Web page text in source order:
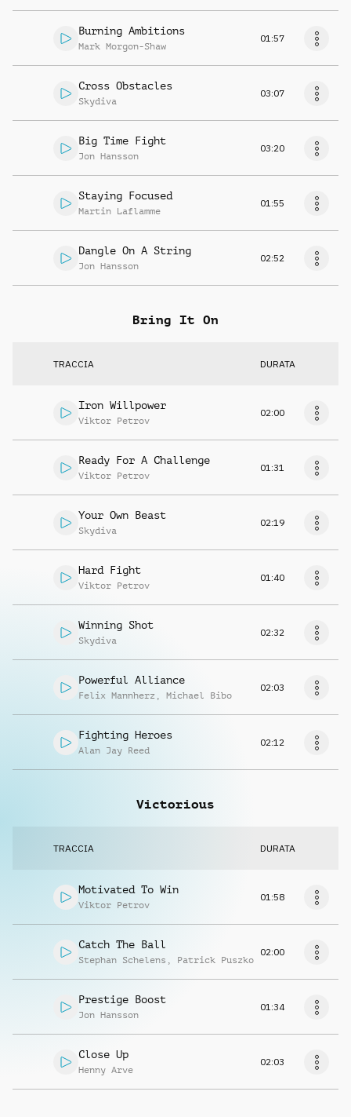
Burning Ambitions
Mark Morgon-Shaw
01:57
Cross Obstacles
Skydiva
03:07
Big Time Fight
Jon Hansson
03:20
Staying Focused
Martin Laflamme
01:55
Dangle On A String
Jon Hansson
02:52
Bring It On
TRACCIA DURATA
Iron Willpower
Viktor Petrov
02:00
Ready For A Challenge
Viktor Petrov
01:31
Your Own Beast
Skydiva
02:19
Hard Fight
Viktor Petrov
01:40
Winning Shot
Skydiva
02:32
Powerful Alliance
Felix Mannherz , Michael Bibo
02:03
Fighting Heroes
Alan Jay Reed
02:12
Victorious
TRACCIA DURATA
Motivated To Win
Viktor Petrov
01:58
Catch The Ball
Stephan Schelens , Patrick Puszko
02:00
Prestige Boost
Jon Hansson
01:34
Close Up
Henny Arve
02:03